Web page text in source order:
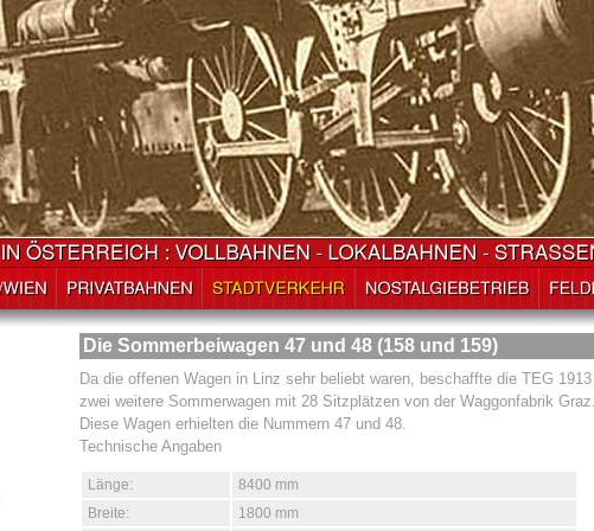
Die Sommerbeiwagen 47 und 48 (158 und 159)
Da die offenen Wagen in Linz sehr beliebt waren, beschaffte die TEG 1913
zwei weitere Sommerwagen mit 28 Sitzplätzen von der Waggonfabrik
Diese Wagen erhielten die Nummern 47 und 48.
Technische Angaben
Länge:
8400 mm
Breite:
1800 mm